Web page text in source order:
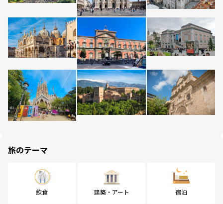
旅のテーマ
飲食 建築・アート 宿泊